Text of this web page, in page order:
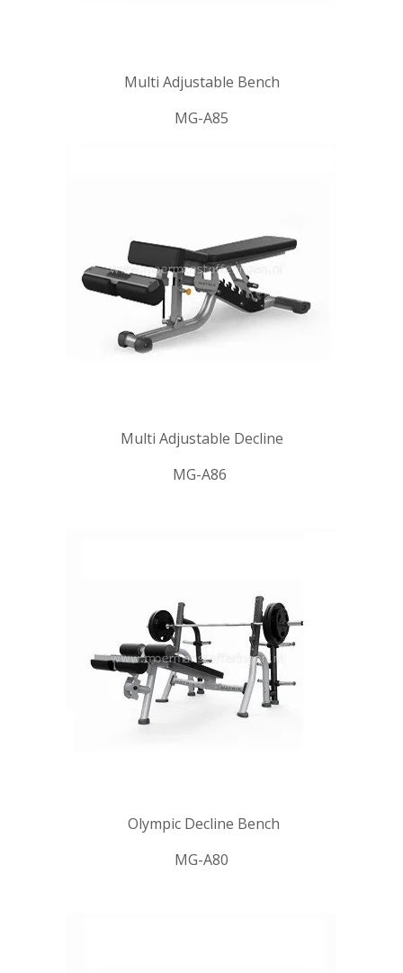
Multi Adjustable Bench
MG-A85
Multi Adjustable Decline
MG-A86
Olympic Decline Bench
MG-A80